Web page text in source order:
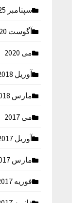
سپتامبر 2025
آگوست 2020
می 2020
آوریل 2018
مارس 2018
می 2017
آوریل 2017
مارس 2017
فوریه 2017